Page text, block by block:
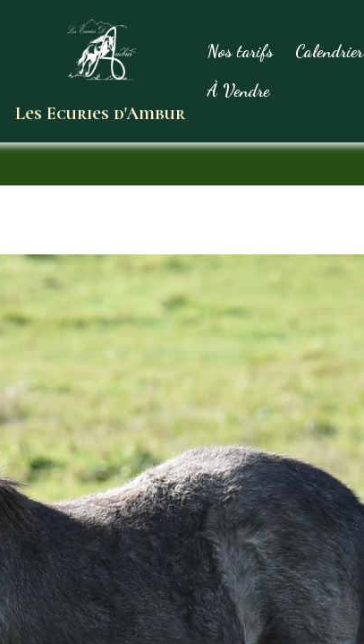
Les Ecuries d'Ambur
Nos tarifs Calendrier
À Vendre